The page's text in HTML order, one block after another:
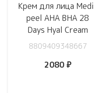
Крем для лица
peel AHA BHA 28
Days Hyal Cream
8809409348667
2080 ₽